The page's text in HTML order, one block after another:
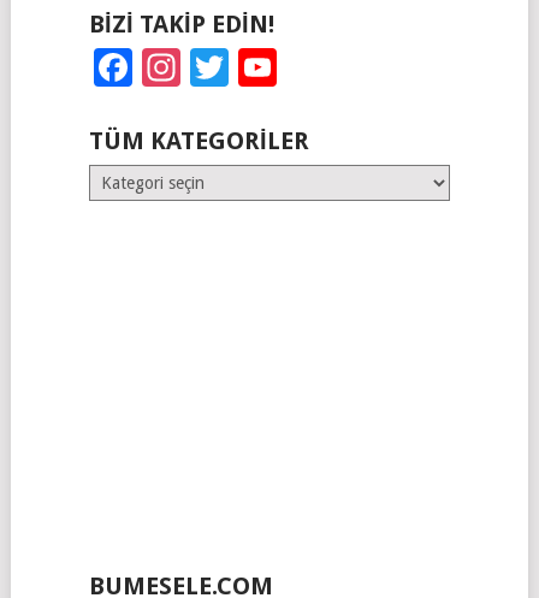
BIZI TAKIP EDIN!
Facebook
Instagram
Twitter
TÜM KATEGORILER
Tüm
Kategoriler
BUMESELE.COM